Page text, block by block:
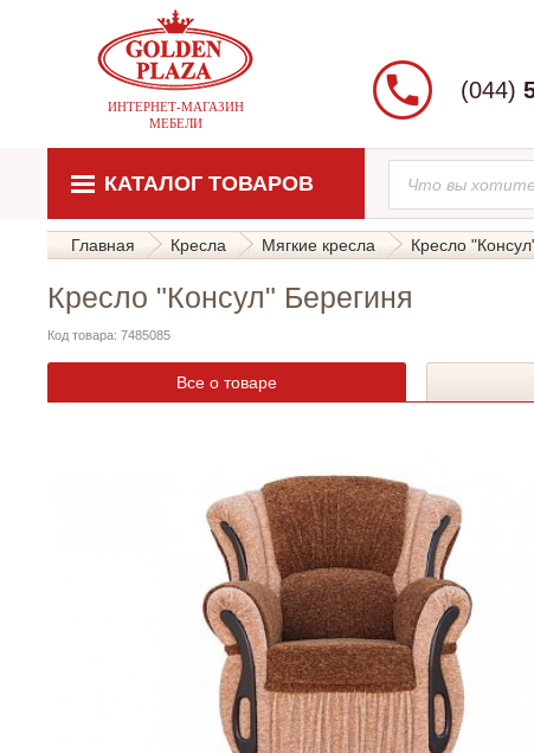
ИНТЕРНЕТ-МАГАЗИН
МЕБЕЛИ
(044)
КАТАЛОГ ТОВАРОВ
Главная Кресла Мягкие кресла Кресло
Кресло "Консул" Берегиня
Код товара: 7485085
Все о товаре